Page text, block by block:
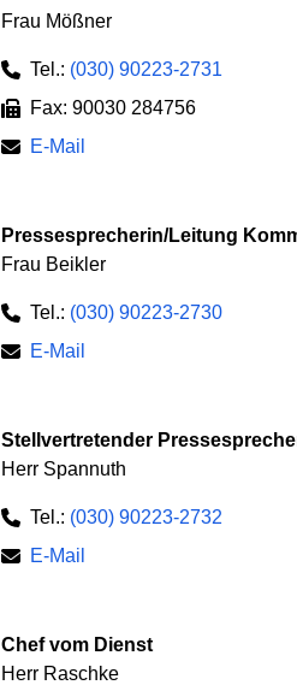
Frau Mößner
Tel.: (030) 90223-2731
Fax: 90030 284756
E-Mail
Pressesprecherin/Leitung
Frau Beikler
Tel.: (030) 90223-2730
E-Mail
Stellvertretender
Herr Spannuth
Tel.: (030) 90223-2732
E-Mail
Chef vom Dienst
Herr Raschke